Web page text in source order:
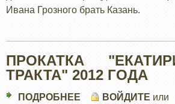
Ивана Грозного брать Казань.
ПРОКАТКА
ТРАКТА" 2012 ГОДА
ПОДРОБНЕЕ ВОЙДИТЕ или